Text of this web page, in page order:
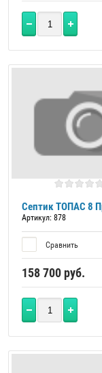
Септик ТОПАС 8
Артикул: 878
Сравнить
158 700 руб.